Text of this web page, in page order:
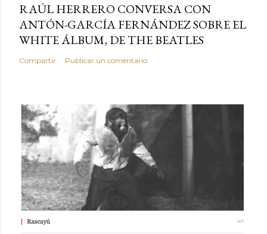
RAÚL HERRERO CONVERSA CON
ANTÓN-GARCÍA FERNÁNDEZ SOBRE EL
WHITE ÁLBUM, DE THE BEATLES
Compartir Publicar un comentario